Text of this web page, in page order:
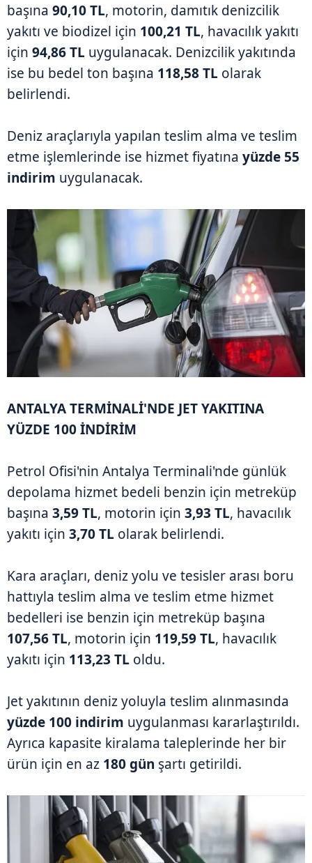
başına 90,10 TL, motorin, damıtık denizcilik
yakıtı ve biodizel için 100,21 TL, havacılık yakıtı
için 94,86 TL uygulanacak. Denizcilik yakıtında
ise bu bedel ton başına 118,58 TL olarak
belirlendi.
Deniz araçlarıyla yapılan teslim alma ve teslim
etme işlemlerinde ise hizmet fiyatına yüzde 55
indirim uygulanacak.
ANTALYA TERMİNALİ'NDE JET YAKITINA
YÜZDE 100 İNDİRİM
Petrol Ofisi'nin Antalya Terminali'nde günlük
depolama hizmet bedeli benzin için metreküp
başına 3,59 TL, motorin için 3,93 TL, havacılık
yakıtı için 3,70 TL olarak belirlendi.
Kara araçları, deniz yolu ve tesisler arası boru
hattıyla teslim alma ve teslim etme hizmet
bedelleri ise benzin için metreküp başına
107,56 TL, motorin için 119,59 TL, havacılık
yakıtı için 113,23 TL oldu.
Jet yakıtının deniz yoluyla teslim alınmasında
yüzde 100 indirim uygulanması kararlaştırıldı.
Ayrıca kapasite kiralama taleplerinde her bir
ürün için en az 180 gün şartı getirildi.